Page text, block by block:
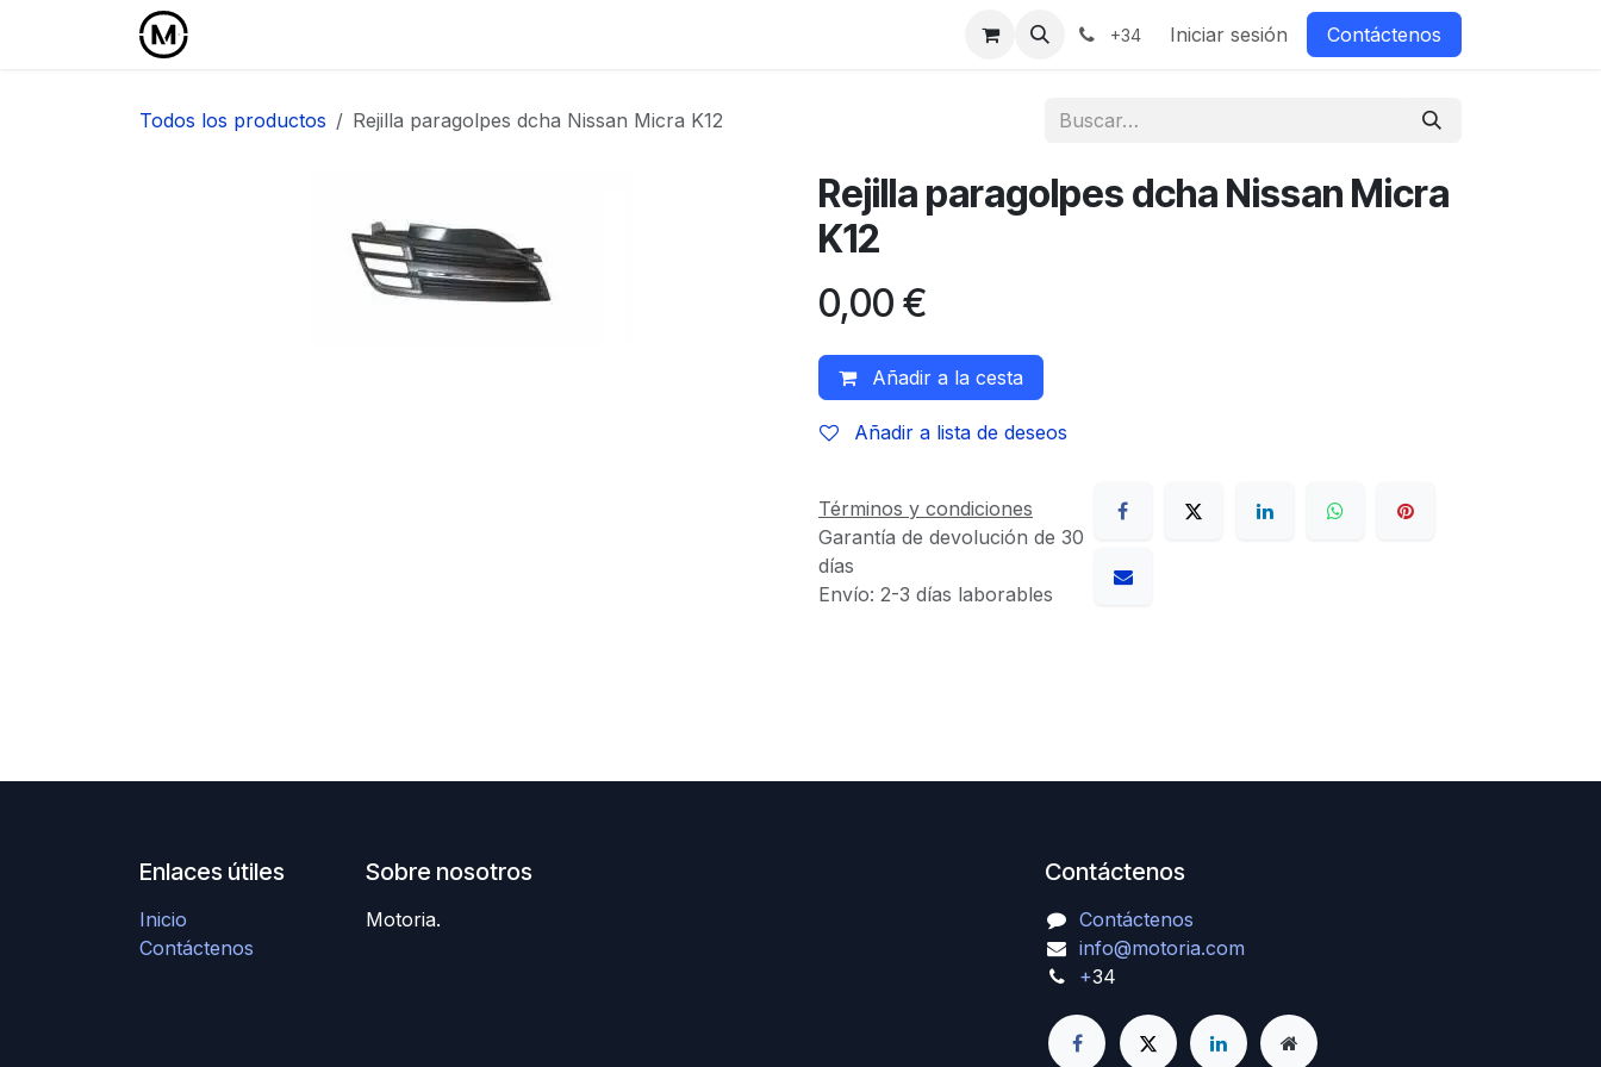
+34 Iniciar sesión Contáctenos
Todos los productos Rejilla paragolpes dcha Nissan Micra K12
Rejilla paragolpes dcha Nissan Micra
K12
0,00 €
Añadir a la cesta
Añadir a lista de deseos
Términos y condiciones
Garantía de devolución de 30
días
Envío: 2-3 días laborables
Enlaces útiles
Inicio
Contáctenos
Sobre nosotros
Motoria.
Contáctenos
Contáctenos
info@motoria.com
+34